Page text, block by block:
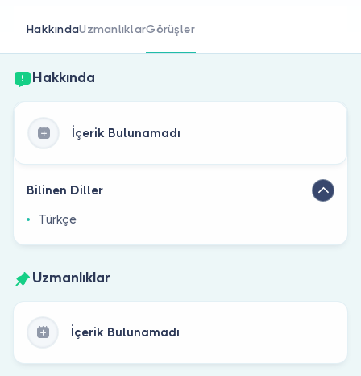
HakkındaUzmanlıklarGörüşler
Hakkında
İçerik Bulunamadı
Bilinen Diller
Türkçe
Uzmanlıklar
İçerik Bulunamadı